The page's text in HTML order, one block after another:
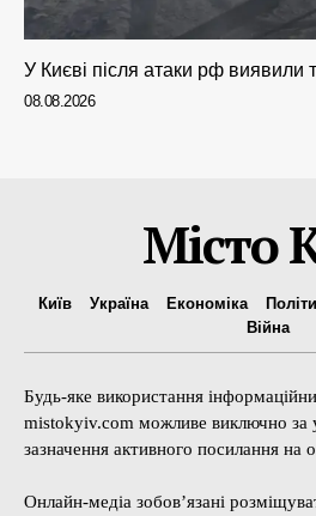
У Києві після атаки рф виявили
08.08.2026
Місто
Київ Україна Економіка
Війна
Будь-яке використання
mistokyiv.com можливе виключно за
зазначення активного посилання на
Онлайн-медіа зобов’язані